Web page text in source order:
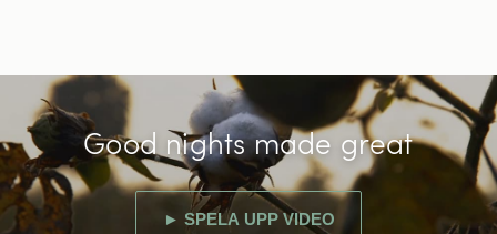
Good nights made great
► SPELA UPP VIDEO